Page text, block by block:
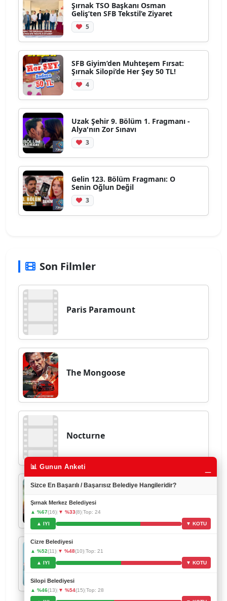
Şırnak TSO Başkanı Osman
Geliş’ten SFB Tekstil’e Ziyaret
5
SFB Giyim’den Muhteşem Fırsat:
Şırnak Silopi’de Her Şey 50 TL!
4
Uzak Şehir 9. Bölüm 1. Fragmanı -
Alya'nın Zor Sınavı
3
Gelin 123. Bölüm Fragmanı: O
Senin Oğlun Değil
3
Son Filmler
Paris Paramount
The Mongoose
Nocturne
Les Misérables
Why Did I Get Married Again?
📊 Gunun Anketi
Sizce En Başarılı / Başarısız Belediye Hangileridir?
Şırnak Merkez Belediyesi
▲ %67(16)| ▼ %33(8)|Top: 24
▲ IYI ▼ KOTU
Cizre Belediyesi
▲ %52(11)| ▼ %48(10)|Top: 21
▲ IYI ▼ KOTU
Silopi Belediyesi
▲ %46(13)| ▼ %54(15)|Top: 28